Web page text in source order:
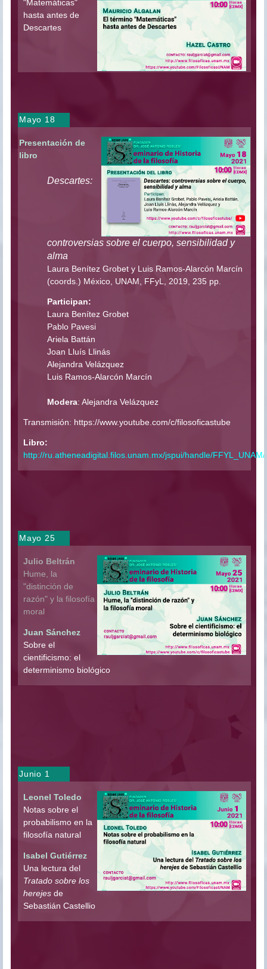
"Matemáticas"
hasta antes de
Descartes
Mayo 18
Presentación de
libro
Descartes:
controversias sobre el cuerpo, sensibilidad y
alma
Laura Benítez Grobet y Luis Ramos-Alarcón Marcín
(coords.) México, UNAM, FFyL, 2019, 235 pp.
Participan:
Laura Benítez Grobet
Pablo Pavesi
Ariela Battán
Joan Lluís Llinás
Alejandra Velázquez
Luis Ramos-Alarcón Marcín
Modera: Alejandra Velázquez
Transmisión: https://www.youtube.com/c/filosoficastube
Libro:
http://ru.atheneadigital.filos.unam.mx/jspui/handle/
Mayo 25
Julio Beltrán
Hume, la
"distinción de
razón" y la filosofía
moral
Juan Sánchez
Sobre el
cientificismo: el
determinismo biológico
Junio 1
Leonel Toledo
Notas sobre el
probabilismo en la
filosofía natural
Isabel Gutiérrez
Una lectura del
Tratado sobre los
herejes de
Sebastián Castellio